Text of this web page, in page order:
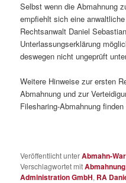
Selbst wenn die Abmahnung
empfiehlt sich eine
Rechtsanwalt Daniel
Unterlassungserklärung
deswegen nicht ungeprüft
Weitere Hinweise zur ersten
Abmahnung und zur
Filesharing-Abmahnung
Veröffentlicht unterAbmahn-
Verschlagwortet mitAbmahnung
Administration GmbH, RA